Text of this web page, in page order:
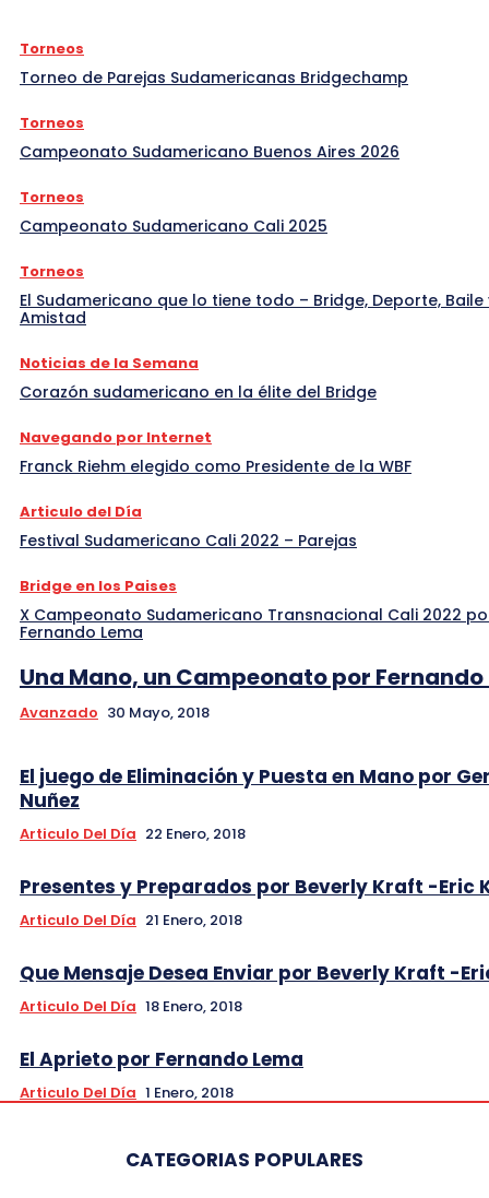
Torneos
Torneo de Parejas Sudamericanas Bridgechamp
Torneos
Campeonato Sudamericano Buenos Aires 2026
Torneos
Campeonato Sudamericano Cali 2025
Torneos
El Sudamericano que lo tiene todo – Bridge, Deporte, Baile
Amistad
Noticias de la Semana
Corazón sudamericano en la élite del Bridge
Navegando por Internet
Franck Riehm elegido como Presidente de la WBF
Articulo del Día
Festival Sudamericano Cali 2022 – Parejas
Bridge en los Paises
X Campeonato Sudamericano Transnacional Cali 2022
Fernando Lema
Una Mano, un Campeonato por Fernando
Avanzado 30 Mayo, 2018
El juego de Eliminación y Puesta en Mano por
Nuñez
Articulo Del Día 22 Enero, 2018
Presentes y Preparados por Beverly Kraft -Eric
Articulo Del Día 21 Enero, 2018
Que Mensaje Desea Enviar por Beverly Kraft -
Articulo Del Día 18 Enero, 2018
El Aprieto por Fernando Lema
Articulo Del Día 1 Enero, 2018
CATEGORIAS POPULARES